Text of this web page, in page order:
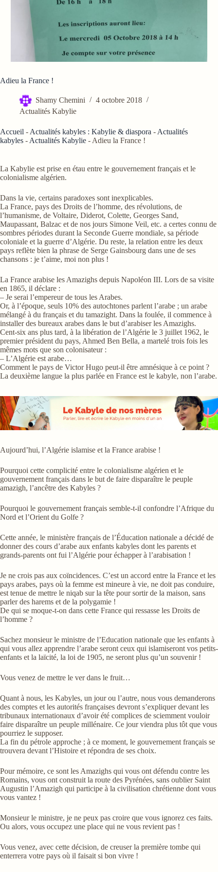
Adieu la France !
Shamy Chemini
4 octobre 2018
Actualités Kabylie
Accueil - Actualités kabyles : Kabylie & diaspora - Actualités
kabyles - Actualités Kabylie - Adieu la France !
La Kabylie est prise en étau entre le gouvernement français et le
colonialisme algérien.
Dans la vie, certains paradoxes sont inexplicables.
La France, pays des Droits de l’homme, des révolutions, de
l’humanisme, de Voltaire, Diderot, Colette, Georges Sand,
Maupassant, Balzac et de nos jours Simone Veil, etc. a certes connu de
sombres périodes durant la Seconde Guerre mondiale, sa période
coloniale et la guerre d’Algérie. Du reste, la relation entre les deux
pays reflète bien la phrase de Serge Gainsbourg dans une de ses
chansons : je t’aime, moi non plus !
La France arabise les Amazighs depuis Napoléon III. Lors de sa visite
en 1865, il déclare :
– Je serai l’empereur de tous les Arabes.
Or, à l’époque, seuls 10% des autochtones parlent l’arabe ; un arabe
mélangé à du français et du tamazight. Dans la foulée, il commence à
installer des bureaux arabes dans le but d’arabiser les Amazighs.
Cent-six ans plus tard, à la libération de l’Algérie le 3 juillet 1962, le
premier président du pays, Ahmed Ben Bella, a martelé trois fois les
mêmes mots que son colonisateur :
– L’Algérie est arabe…
Comment le pays de Victor Hugo peut-il être amnésique à ce point ?
La deuxième langue la plus parlée en France est le kabyle, non l’arabe.
Aujourd’hui, l’Algérie islamise et la France arabise !
Pourquoi cette complicité entre le colonialisme algérien et le
gouvernement français dans le but de faire disparaître le peuple
amazigh, l’ancêtre des Kabyles ?
Pourquoi le gouvernement français semble-t-il confondre l’Afrique du
Nord et l’Orient du Golfe ?
Cette année, le ministère français de l’Éducation nationale a décidé de
donner des cours d’arabe aux enfants kabyles dont les parents et
grands-parents ont fui l’Algérie pour échapper à l’arabisation !
Je ne crois pas aux coïncidences. C’est un accord entre la France et les
pays arabes, pays où la femme est mineure à vie, ne doit pas conduire,
est tenue de mettre le niqab sur la tête pour sortir de la maison, sans
parler des harems et de la polygamie !
De qui se moque-t-on dans cette France qui ressasse les Droits de
l’homme ?
Sachez monsieur le ministre de l’Education nationale que les enfants à
qui vous allez apprendre l’arabe seront ceux qui islamiseront vos petits-
enfants et la laïcité, la loi de 1905, ne seront plus qu’un souvenir !
Vous venez de mettre le ver dans le fruit…
Quant à nous, les Kabyles, un jour ou l’autre, nous vous demanderons
des comptes et les autorités françaises devront s’expliquer devant les
tribunaux internationaux d’avoir été complices de sciemment vouloir
faire disparaître un peuple millénaire. Ce jour viendra plus tôt que vous
pourriez le supposer.
La fin du pétrole approche ; à ce moment, le gouvernement français se
trouvera devant l’Histoire et répondra de ses choix.
Pour mémoire, ce sont les Amazighs qui vous ont défendu contre les
Romains, vous ont construit la route des Pyrénées, sans oublier Saint
Augustin l’Amazigh qui participe à la civilisation chrétienne dont vous
vous vantez !
Monsieur le ministre, je ne peux pas croire que vous ignorez ces faits.
Ou alors, vous occupez une place qui ne vous revient pas !
Vous venez, avec cette décision, de creuser la première tombe qui
enterrera votre pays où il faisait si bon vivre !